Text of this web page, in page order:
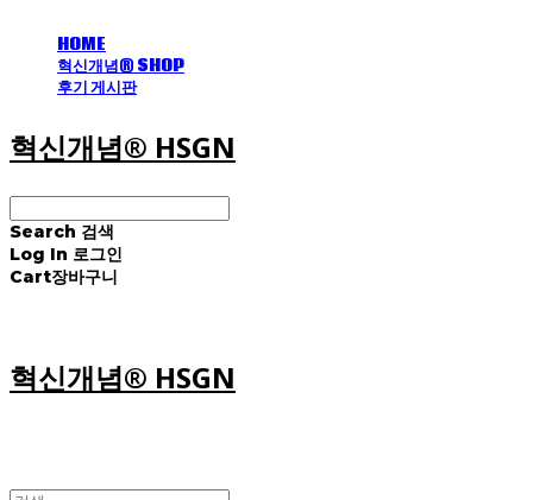
HOME
혁신개념® SHOP
후기 게시판
혁신개념® HSGN
Search 검색
Log In 로그인
Cart장바구니
혁신개념® HSGN